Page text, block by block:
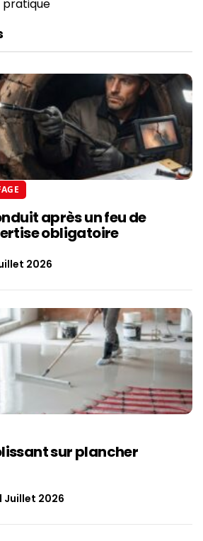
pratique
après un feu de
obligatoire
2026
sur plancher
Juillet 2026